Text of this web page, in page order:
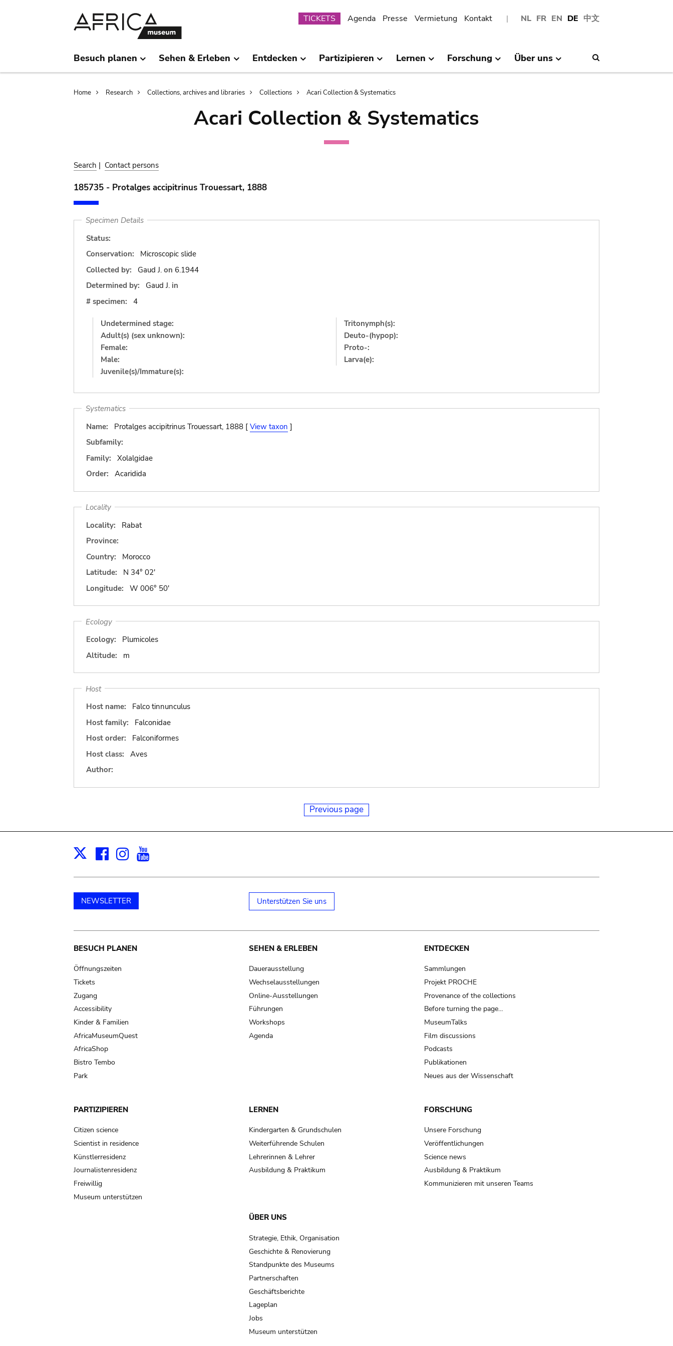
NL FR EN DE 中文
Submenu
TICKETS Agenda Presse Vermietung Kontakt
Besuch planen Sehen & Erleben Entdecken Partizipieren Lernen Forschung Über uns
Breadcrumb
Home Research Collections, archives and libraries Collections Acari Collection & Systematics
Acari Collection & Systematics
Search | Contact persons
185735 - Protalges accipitrinus Trouessart, 1888
Specimen Details
Status:
Conservation:
Microscopic slide
Collected by:
Gaud J. on 6.1944
Determined by:
Gaud J. in
# specimen:
4
Undetermined stage:
Adult(s) (sex unknown):
Female:
Male:
Juvenile(s)/Immature(s):
Tritonymph(s):
Deuto-(hypop):
Proto-:
Larva(e):
Systematics
Name:
Protalges accipitrinus Trouessart, 1888 [ View taxon ]
Subfamily:
Family:
Xolalgidae
Order:
Acaridida
Locality
Locality:
Rabat
Province:
Country:
Morocco
Latitude:
N 34° 02'
Longitude:
W 006° 50'
Ecology
Ecology:
Plumicoles
Altitude:
m
Host
Host name:
Falco tinnunculus
Host family:
Falconidae
Host order:
Falconiformes
Host class:
Aves
Author:
Previous page
X Facebook
Instagram
NEWSLETTER Unterstützen Sie uns
Main
navigation
BESUCH PLANEN
Öffnungszeiten
Tickets
Zugang
Accessibility
Kinder & Familien
AfricaMuseumQuest
AfricaShop
Bistro Tembo
Park
SEHEN & ERLEBEN
Dauerausstellung
Wechselausstellungen
Online-Ausstellungen
Führungen
Workshops
Agenda
ENTDECKEN
Sammlungen
Projekt PROCHE
Provenance of the collections
Before turning the page…
MuseumTalks
Film discussions
Podcasts
Publikationen
Neues aus der Wissenschaft
PARTIZIPIEREN
Citizen science
Scientist in residence
Künstlerresidenz
Journalistenresidenz
Freiwillig
Museum unterstützen
LERNEN
Kindergarten & Grundschulen
Weiterführende Schulen
Lehrerinnen & Lehrer
Ausbildung & Praktikum
FORSCHUNG
Unsere Forschung
Veröffentlichungen
Science news
Ausbildung & Praktikum
Kommunizieren mit unseren Teams
ÜBER UNS
Strategie, Ethik, Organisation
Geschichte & Renovierung
Standpunkte des Museums
Partnerschaften
Geschäftsberichte
Lageplan
Jobs
Museum unterstützen